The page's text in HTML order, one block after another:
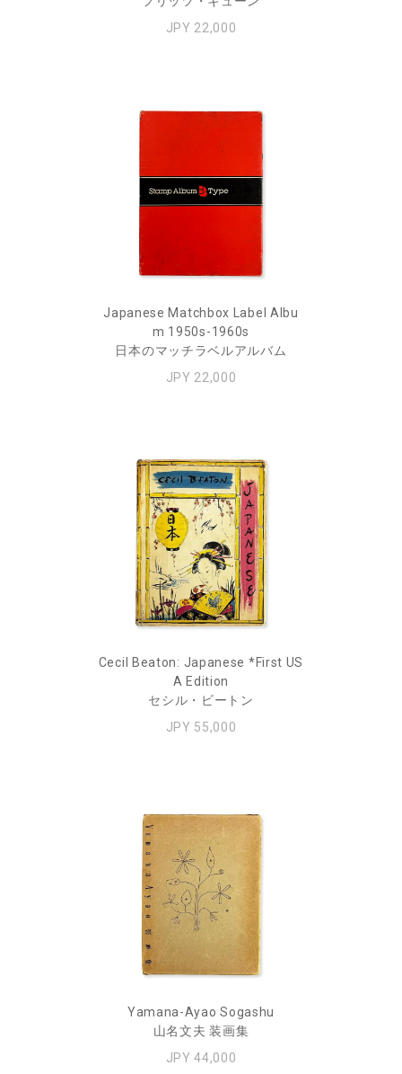
JPY 22,000
Japanese Matchbox Label Albu
m 1950s-1960s
日本のマッチラベルアルバム
JPY 22,000
Cecil Beaton: Japanese *First US
A Edition
セシル・ビートン
JPY 55,000
Yamana-Ayao Sogashu
山名文夫 装画集
JPY 44,000